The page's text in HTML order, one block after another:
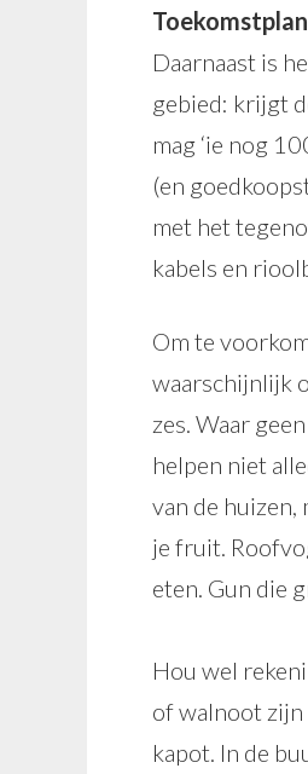
Toekomstplan
Daarnaast is
gebied: krijgt
mag ‘ie nog
(en
met het
kabels en
Om te
waarschijnlijk
zes. Waar
helpen niet
van de huizen,
je fruit.
eten. Gun die
Hou wel
of walnoot
kapot. In de